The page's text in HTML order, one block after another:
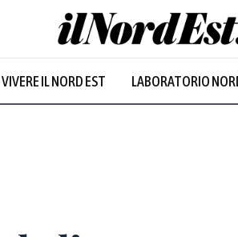
VIVERE IL NORD EST LABORATORIO